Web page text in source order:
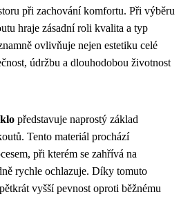
při zachování komfortu. Při výběru
hraje zásadní roli kvalita a typ
ovlivňuje nejen estetiku celé
údržbu a dlouhodobou životnost
představuje naprostý základ
Tento materiál prochází
při kterém se zahřívá na
rychle ochlazuje. Díky tomuto
vyšší pevnost oproti běžnému